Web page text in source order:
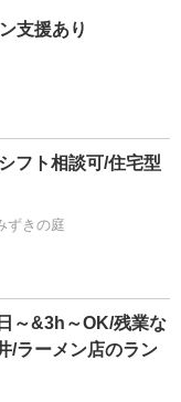
支援あり
フト相談可/住宅型
ずきの庭
～&3h～OK/残業な
/ラーメン店のラン